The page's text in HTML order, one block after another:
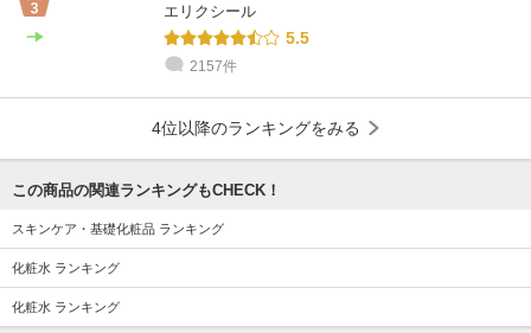
エリクシール
5.5
2157件
4位以降のランキングをみる
この商品の関連ランキングもCHECK！
スキンケア・基礎化粧品 ランキング
化粧水 ランキング
化粧水 ランキング